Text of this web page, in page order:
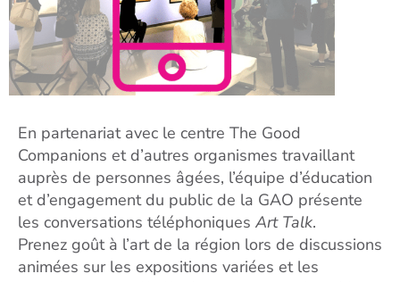
En partenariat avec le centre The Good
Companions et d’autres organismes travaillant
auprès de personnes âgées, l’équipe d’éducation
et d’engagement du public de la GAO présente
les conversations téléphoniques Art Talk.
Prenez goût à l’art de la région lors de discussions
animées sur les expositions variées et les